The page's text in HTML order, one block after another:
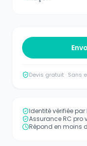
Devis gratuit · Sans
Identité vérifiée par
Assurance RC pro
Répond en moins